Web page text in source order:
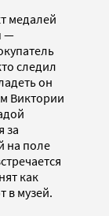
медалей
—
следил
он
Виктории
за
на поле
как
в музей.